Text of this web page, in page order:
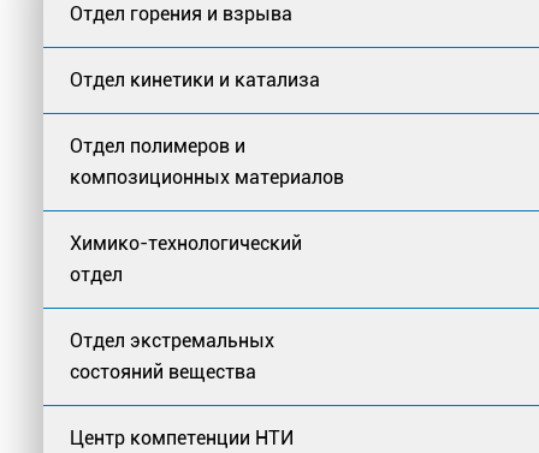
Отдел горения и взрыва
Отдел кинетики и катализа
Отдел полимеров и
композиционных материалов
Химико-технологический
отдел
Отдел экстремальных
состояний вещества
Центр компетенции НТИ